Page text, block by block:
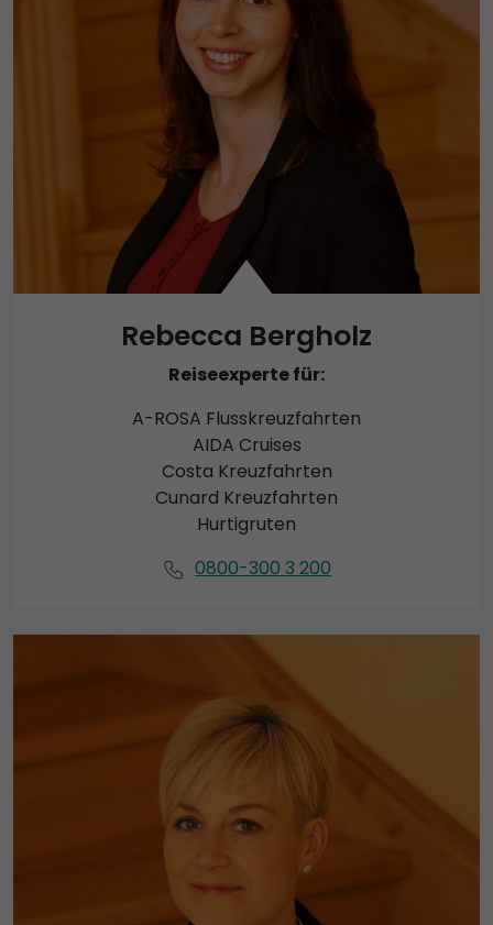
Rebecca Bergholz
Reiseexperte für:
A-ROSA Flusskreuzfahrten
AIDA Cruises
Costa Kreuzfahrten
Cunard Kreuzfahrten
Hurtigruten
0800-300 3 200